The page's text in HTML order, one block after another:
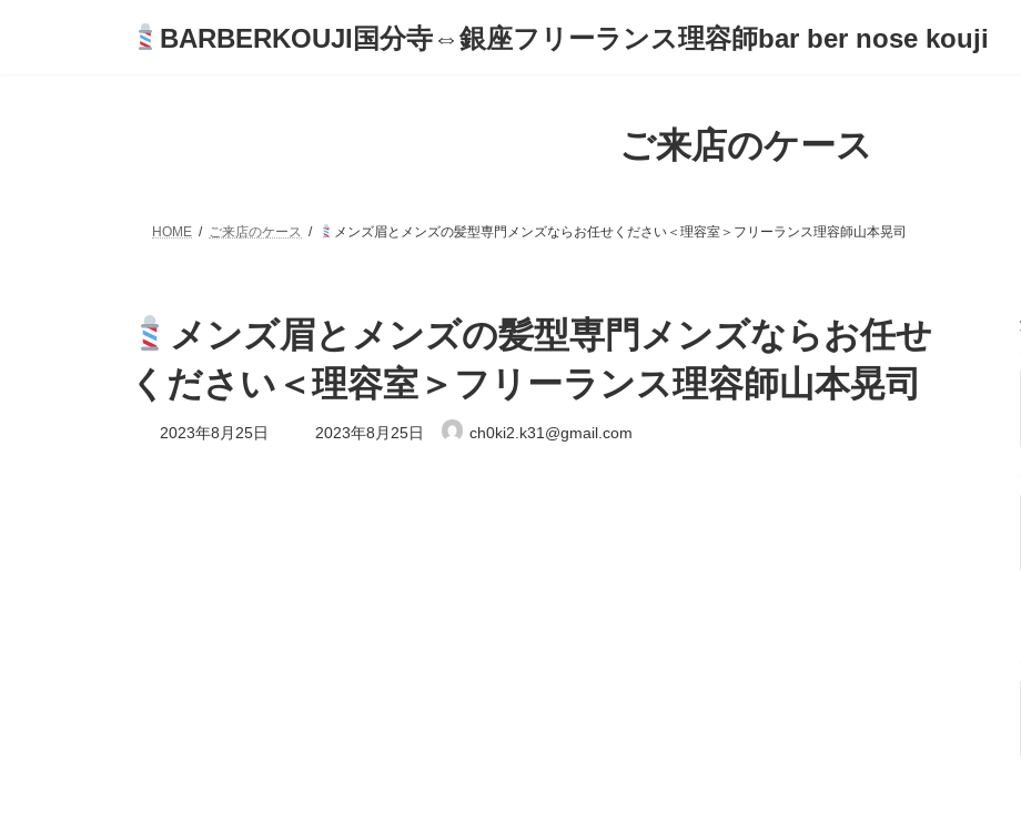
BARBERKOUJI国分寺⇔銀座フリーランス理容師bar ber nose kouji
ご来店のケース
HOME ご来店のケース メンズ眉とメンズの髪型専門メンズならお任せください＜理容室＞フリーランス理容師山本晃司
メンズ眉とメンズの髪型専門メンズならお任せ
ください＜理容室＞フリーランス理容師山本晃司
2023年8月25日
最
終
2023年8月25日 ch0ki2.k31@gmail.com